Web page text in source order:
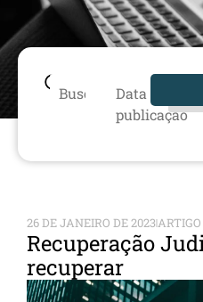
Data de
publicação
26 DE JANEIRO DE 2023ARTIGO
Recuperação
recuperar